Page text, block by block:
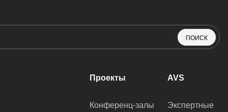
ПОИСК
Проекты
Конференц-залы
AVS
Экспертные